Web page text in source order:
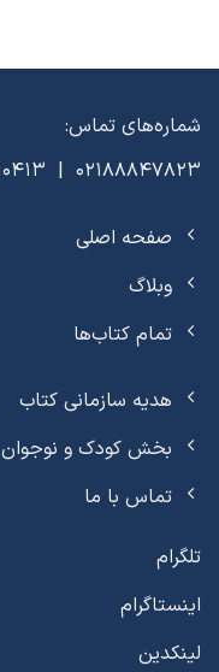
شماره‌های تماس:
02188847823 | 02188810413
صفحه اصلی
وبلاگ
تمام کتاب‌ها
هدیه سازمانی کتاب
بخش کودک و نوجوان
تماس با ما
تلگرام
اینستاگرام
لینکدین